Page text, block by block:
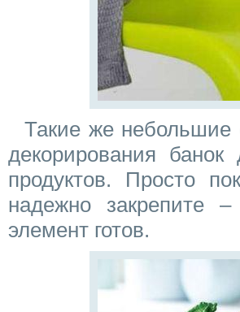
Такие же небольшие
декорирования
продуктов. Просто
надежно закрепите
элемент готов.